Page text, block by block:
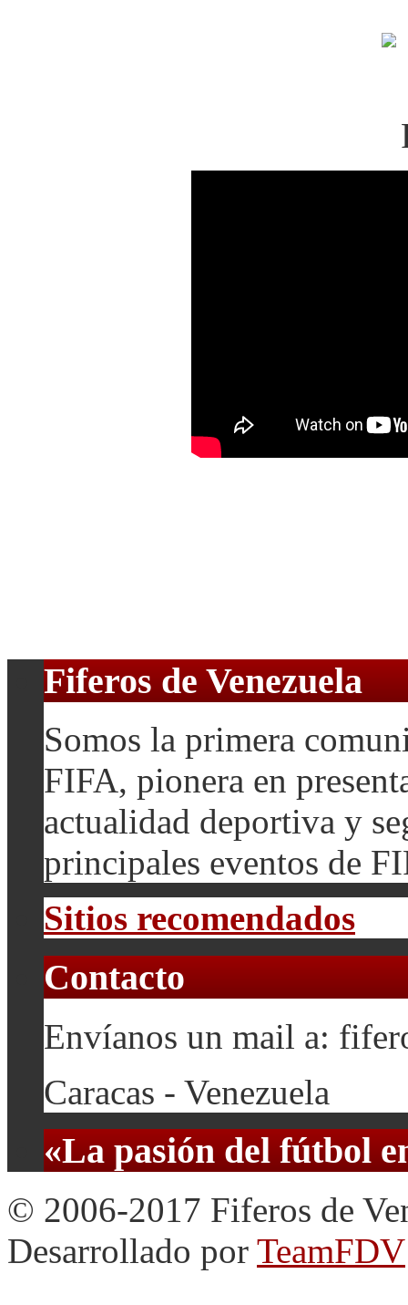
Fiferos de Venezuela
Somos la primera
FIFA, pionera en
actualidad deportiva y
principales eventos de
Sitios recomendados
Contacto
Envíanos un mail a:
Caracas - Venezuela
«La pasión del fútbol
© 2006-2017 Fiferos de
Desarrollado por TeamFDV